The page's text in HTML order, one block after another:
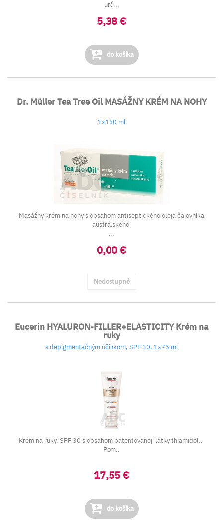
urč...
5,38 €
do košíka
Dr. Müller Tea Tree Oil MASÁŽNY KRÉM NA NOHY
1x150 ml
Masážny krém na nohy s obsahom antiseptického oleja čajovníka
austrálskeho
...
0,00 €
Nedostupné
Eucerin HYALURON-FILLER+ELASTICITY Krém na
ruky
s depigmentačným účinkom, SPF 30, 1x75 ml
Krém na ruky, SPF 30 s obsahom patentovanej látky thiamidol..
Pom..
17,55 €
do košíka